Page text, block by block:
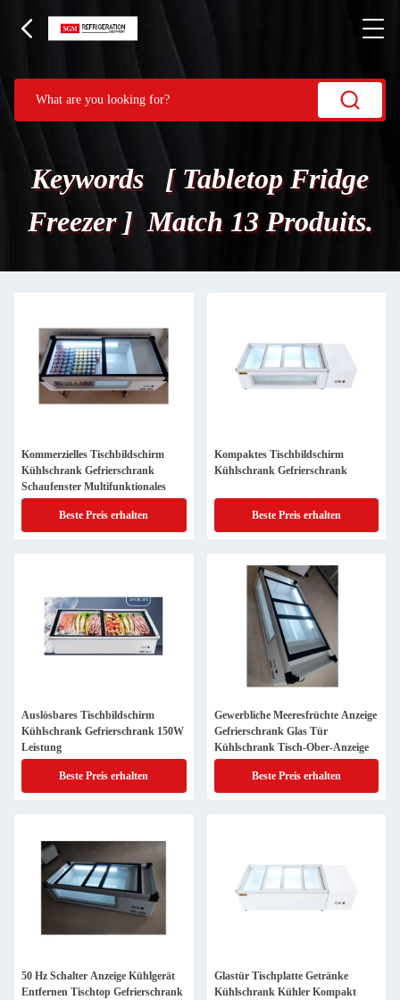
Keywords [ Tabletop Fridge
Freezer ] Match 13 Produits.
Kommerzielles Tischbildschirm
Kühlschrank Gefrierschrank
Schaufenster Multifunktionales
Beste Preis erhalten
Kompaktes Tischbildschirm
Kühlschrank Gefrierschrank
Beste Preis erhalten
Auslösbares Tischbildschirm
Kühlschrank Gefrierschrank 150W
Leistung
Beste Preis erhalten
Gewerbliche Meeresfrüchte Anzeige
Gefrierschrank Glas Tür
Kühlschrank Tisch-Ober-Anzeige
Beste Preis erhalten
50 Hz Schalter Anzeige Kühlgerät
Entfernen Tischtop Gefrierschrank
Glastür Tischplatte Getränke
Kühlschrank Kühler Kompakt